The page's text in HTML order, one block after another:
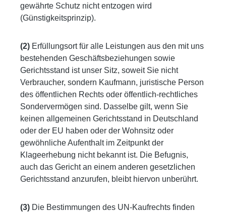
gewährte Schutz nicht entzogen wird
(Günstigkeitsprinzip).
(2) Erfüllungsort für alle Leistungen aus den mit uns
bestehenden Geschäftsbeziehungen sowie
Gerichtsstand ist unser Sitz, soweit Sie nicht
Verbraucher, sondern Kaufmann, juristische Person
des öffentlichen Rechts oder öffentlich-rechtliches
Sondervermögen sind. Dasselbe gilt, wenn Sie
keinen allgemeinen Gerichtsstand in Deutschland
oder der EU haben oder der Wohnsitz oder
gewöhnliche Aufenthalt im Zeitpunkt der
Klageerhebung nicht bekannt ist. Die Befugnis,
auch das Gericht an einem anderen gesetzlichen
Gerichtsstand anzurufen, bleibt hiervon unberührt.
(3) Die Bestimmungen des UN-Kaufrechts finden